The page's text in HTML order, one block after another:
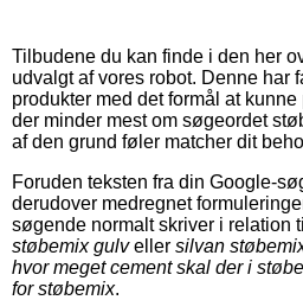
Tilbudene du kan finde i den her
udvalgt af vores robot. Denne har
produkter med det formål at
der minder mest om søgeordet
af den grund føler matcher dit
Foruden teksten fra din Google-
derudover medregnet
søgende normalt skriver i relation
støbemix gulveller silvan
hvor meget cement skal der i
for støbemix.